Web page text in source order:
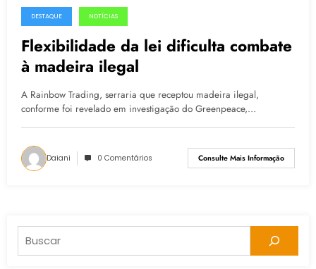
25.02.2015
DESTAQUE NOTÍCIAS
Flexibilidade da lei dificulta combate
à madeira ilegal
A Rainbow Trading, serraria que receptou madeira ilegal,
conforme foi revelado em investigação do Greenpeace,…
Daiani 0 Comentários Consulte Mais Informação
Pesquisar